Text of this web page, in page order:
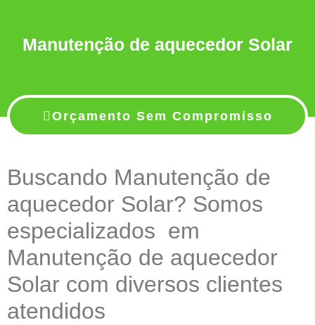
Manutenção de aquecedor Solar
Orçamento Sem Compromisso
Buscando Manutenção de
aquecedor Solar? Somos
especializados em
Manutenção de aquecedor
Solar com diversos clientes
atendidos